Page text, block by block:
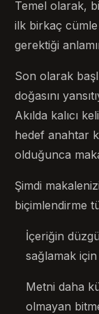
Temel olarak,
ilk birkaç
gerektiği
Son olarak
doğasını
Akılda kalıcı
hedef anahtar
olduğunca
Şimdi
biçimlendirme
İçeriğin
sağlamak
Metni daha
olmayan